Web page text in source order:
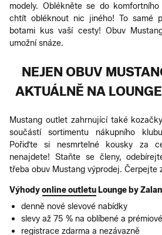
modely. Oblékněte se do
chtít obléknout nic jiného! To samé
botami kus vaší cesty! Obuv
umožní snáze.
NEJEN OBUV
AKTUÁLNĚ NA
Mustang outlet zahrnující také
součástí sortimentu nákupního
Pořiďte si nesmrtelné kousky za
nenajdete! Staňte se členy,
třeba obuv Mustang výprodej. Čerpejte
Výhodyonline outletu Lounge by
denně nové slevové nabídky
slevy až 75 % na oblíbené a
registrace zdarma a nezávazně